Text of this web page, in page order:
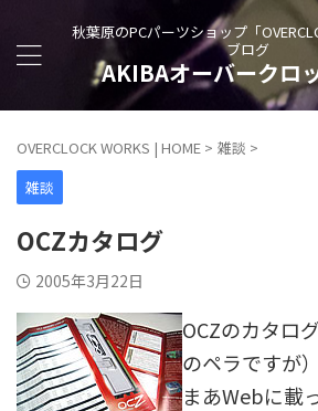
秋葉原のPCパーツショップ「
ブログ
AKIBAオーバークロ
OVERCLOCK WORKS | HOME > 雑談 >
雑談
OCZカタログ
2005年3月22日
OCZのカタロ
のペラですが
まあWebに載